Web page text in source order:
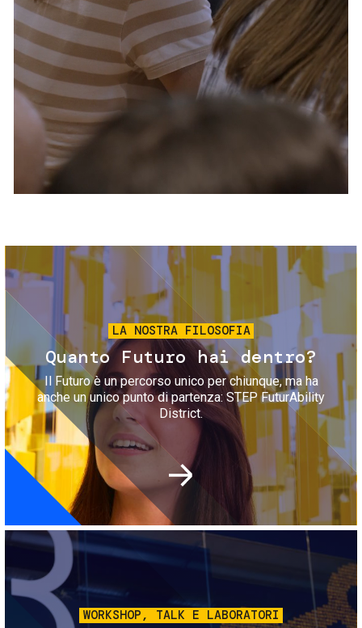
Servizi e accessibilità
Contatti
FAQ
Biglietti
Immagine
LA NOSTRA FILOSOFIA
Quanto Futuro hai dentro?
Il Futuro è un percorso unico per chiunque, ma ha
anche un unico punto di partenza: STEP FuturAbility
District.
Immagine
WORKSHOP, TALK E LABORATORI